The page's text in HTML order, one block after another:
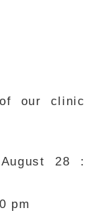
our clinic
28 :
pm